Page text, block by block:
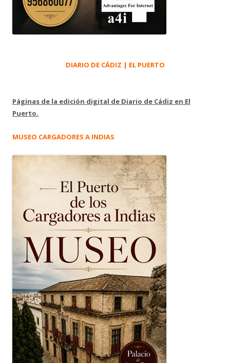
DIARIO DE CÁDIZ | EL PUERTO
Páginas de la edición digital de Diario de Cádiz en El
Puerto.
MUSEO CARGADORES A INDIAS